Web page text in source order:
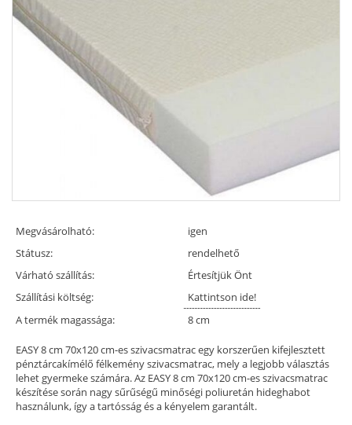
Megvásárolható:
igen
Státusz:
rendelhető
Várható szállítás:
Értesítjük Önt
Szállítási költség:
Kattintson ide!
A termék magassága:
8 cm
EASY 8 cm 70x120 cm-es szivacsmatrac egy korszerűen kifejlesztett
pénztárcakímélő félkemény szivacsmatrac, mely a legjobb választás
lehet gyermeke számára. Az EASY 8 cm 70x120 cm-es szivacsmatrac
készítése során nagy sűrűségű minőségi poliuretán hideghabot
használunk, így a tartósság és a kényelem garantált.